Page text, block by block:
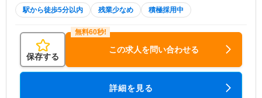
駅から徒歩5分以内 残業少なめ 積極採用中
保存する
この求人を問い合わせる
詳細を見る